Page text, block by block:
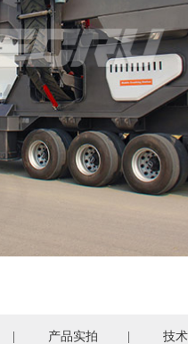
产品实拍 技